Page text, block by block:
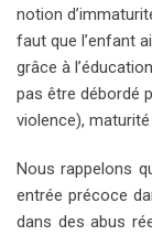
notion
faut que l’enfant
grâce à
pas être débordé
violence),
Nous rappelons
entrée précoce
dans des abus